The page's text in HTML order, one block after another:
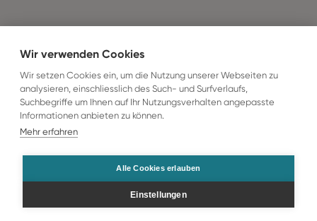
Wir verwenden Cookies
Wir setzen Cookies ein, um die Nutzung unserer Webseiten zu
analysieren, einschliesslich des Such- und Surfverlaufs,
Suchbegriffe um Ihnen auf Ihr Nutzungsverhalten angepasste
Informationen anbieten zu können.
Mehr erfahren
Alle Cookies erlauben
Einstellungen